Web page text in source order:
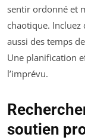
sentir ordonné et
chaotique. Incluez
aussi des temps
Une planification
l’imprévu.
soutien